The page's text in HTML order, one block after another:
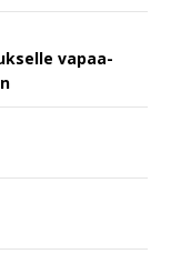
vapaa-